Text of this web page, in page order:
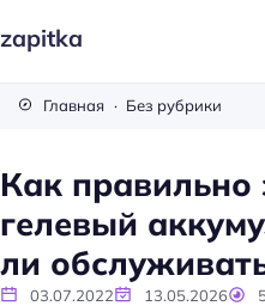
zapitka
Главная Без рубрики
Как правильно
гелевый
ли
03.07.2022 13.05.2026